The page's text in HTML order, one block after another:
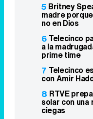
5 Britney
madre
no en Dios
6 Telecinco
a la
prime time
7 Telecinco
con Amir
8 RTVE
solar con
ciegas